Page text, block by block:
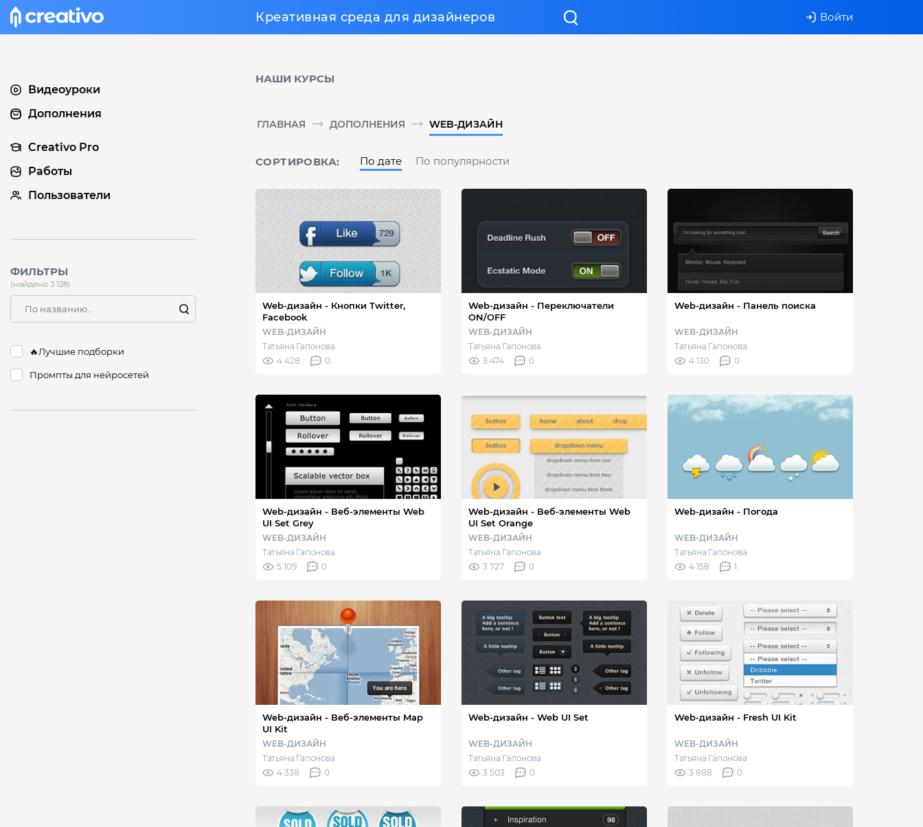
Креативная среда для дизайнеров Войти
НАШИ КУРСЫ
ГЛАВНАЯ ДОПОЛНЕНИЯ WEB-ДИЗАЙН
СОРТИРОВКА: По дате По популярности
Web-дизайн - Кнопки Twitter,
Facebook
WEB-ДИЗАЙН
Татьяна Гапонова
4 428
0
Web-дизайн - Переключатели
ON/OFF
WEB-ДИЗАЙН
Татьяна Гапонова
3 474
0
Web-дизайн - Панель поиска
WEB-ДИЗАЙН
Татьяна Гапонова
4 130
0
Web-дизайн - Веб-элементы Web
UI Set Grey
WEB-ДИЗАЙН
Татьяна Гапонова
5 109
0
Web-дизайн - Веб-элементы Web
UI Set Orange
WEB-ДИЗАЙН
Татьяна Гапонова
3 727
0
Web-дизайн - Погода
WEB-ДИЗАЙН
Татьяна Гапонова
4 158
1
Web-дизайн - Веб-элементы Map
UI Kit
WEB-ДИЗАЙН
Татьяна Гапонова
4 338
0
Web-дизайн - Web UI Set
WEB-ДИЗАЙН
Татьяна Гапонова
3 503
0
Web-дизайн - Fresh UI Kit
WEB-ДИЗАЙН
Татьяна Гапонова
3 888
0
Видеоуроки
Дополнения
Creativo Pro
Работы
Пользователи
ФИЛЬТРЫ
(найдено 3 128)
🔥Лучшие подборки
Промпты для нейросетей